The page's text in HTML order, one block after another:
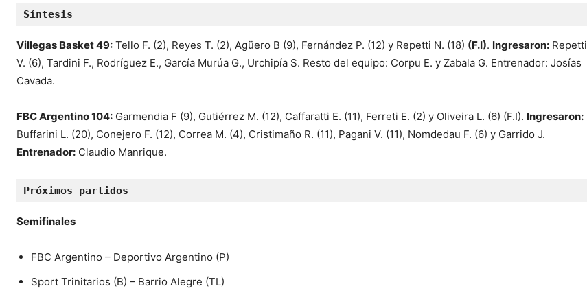
Síntesis
Villegas Basket 49: Tello F. (2), Reyes T. (2), Agüero B (9), Fernández P. (12) y Repetti N. (18) (F.I). Ingresaron: Repetti
V. (6), Tardini F., Rodríguez E., García Murúa G., Urchipía S. Resto del equipo: Corpu E. y Zabala G. Entrenador: Josías
Cavada.
FBC Argentino 104: Garmendia F (9), Gutiérrez M. (12), Caffaratti E. (11), Ferreti E. (2) y Oliveira L. (6) (F.I). Ingresaron:
Buffarini L. (20), Conejero F. (12), Correa M. (4), Cristimaño R. (11), Pagani V. (11), Nomdedau F. (6) y Garrido J.
Entrenador: Claudio Manrique.
Próximos partidos
Semifinales
FBC Argentino – Deportivo Argentino (P)
Sport Trinitarios (B) – Barrio Alegre (TL)